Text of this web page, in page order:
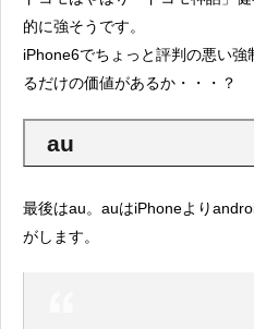
的に強そうです。
iPhone6でちょっと評判の悪い
るだけの価値があるか・・・？
au
最後はau。auはiPhoneより
がします。